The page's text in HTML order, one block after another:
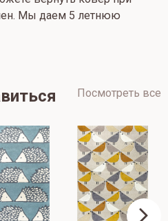
Мы даем 5 летнюю
Посмотреть все